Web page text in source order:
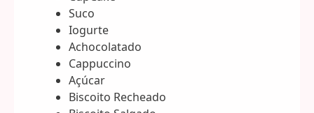
Suco
Iogurte
Achocolatado
Cappuccino
Açúcar
Biscoito Recheado